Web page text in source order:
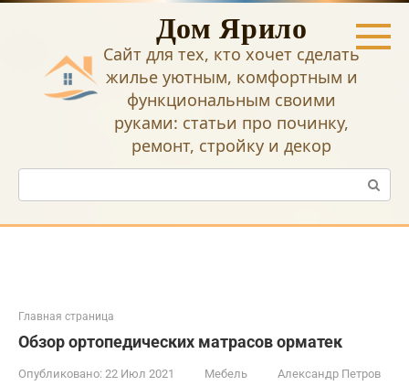
Перейти
Дом Ярило
Сайт для тех, кто хочет сделать
жилье уютным, комфортным и
функциональным своими
руками: статьи про починку,
ремонт, стройку и декор
Поиск:
Главная страница
Обзор ортопедических матрасов орматек
Опубликовано: 22 Июл 2021 Мебель Александр Петров